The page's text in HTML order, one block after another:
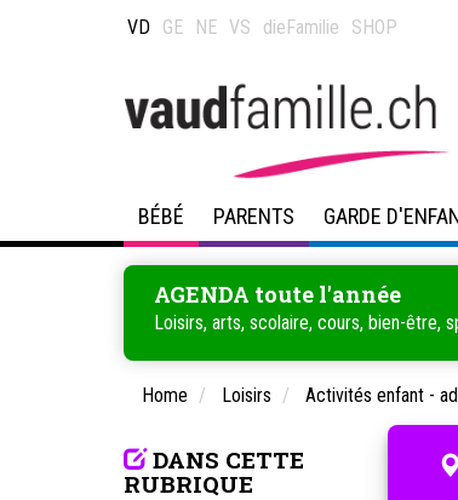
VD GE NE VS dieFamilie SHOP
BÉBÉ PARENTS GARDE
AGENDA toute l'année
Loisirs, arts, scolaire, cours, bien-être,
Home Loisirs Activités enfant -
DANS CETTE
RUBRIQUE